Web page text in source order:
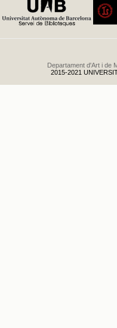
Departament d'Art i de
2015-2021